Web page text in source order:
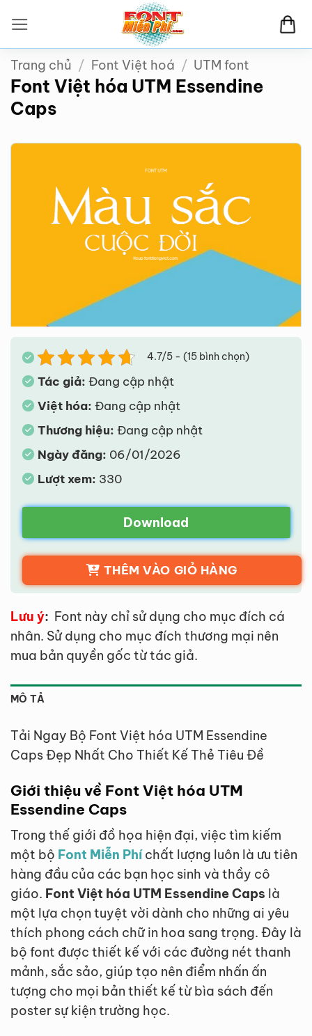
qua
nội
dung
Trang chủ / Font Việt hoá / UTM font
Font Việt hóa UTM Essendine
Caps
4.7/5 - (15 bình chọn)
Tác giả: Đang cập nhật
Việt hóa: Đang cập nhật
Thương hiệu: Đang cập nhật
Ngày đăng: 06/01/2026
Lượt xem: 330
Download
THÊM VÀO GIỎ HÀNG
Lưu ý: Font này chỉ sử dụng cho mục đích cá
nhân. Sử dụng cho mục đích thương mại nên
mua bản quyền gốc từ tác giả.
MÔ TẢ
Tải Ngay Bộ Font Việt hóa UTM Essendine
Caps Đẹp Nhất Cho Thiết Kế Thẻ Tiêu Đề
Giới thiệu về Font Việt hóa UTM
Essendine Caps
Trong thế giới đồ họa hiện đại, việc tìm kiếm
một bộ Font Miễn Phíchất lượng luôn là ưu tiên
hàng đầu của các bạn học sinh và thầy cô
giáo. Font Việt hóa UTM Essendine Caps là
một lựa chọn tuyệt vời dành cho những ai yêu
thích phong cách chữ in hoa sang trọng. Đây là
bộ font được thiết kế với các đường nét thanh
mảnh, sắc sảo, giúp tạo nên điểm nhấn ấn
tượng cho mọi bản thiết kế từ bìa sách đến
poster sự kiện trường học.